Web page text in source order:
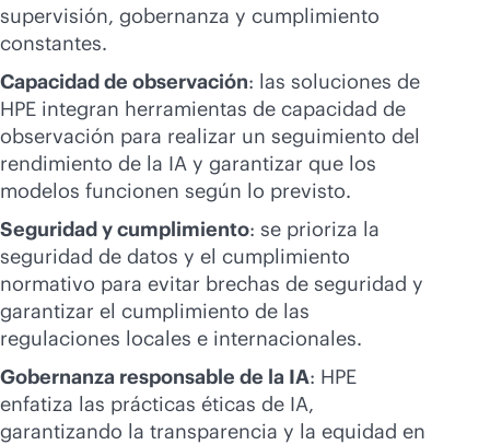
supervisión, gobernanza y cumplimiento
constantes.
Capacidad de observación: las soluciones de
HPE integran herramientas de capacidad de
observación para realizar un seguimiento del
rendimiento de la IA y garantizar que los
modelos funcionen según lo previsto.
Seguridad y cumplimiento: se prioriza la
seguridad de datos y el cumplimiento
normativo para evitar brechas de seguridad y
garantizar el cumplimiento de las
regulaciones locales e internacionales.
Gobernanza responsable de la IA: HPE
enfatiza las prácticas éticas de IA,
garantizando la transparencia y la equidad en